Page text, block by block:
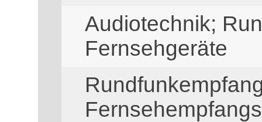
Audiotechnik;
Fernsehgeräte